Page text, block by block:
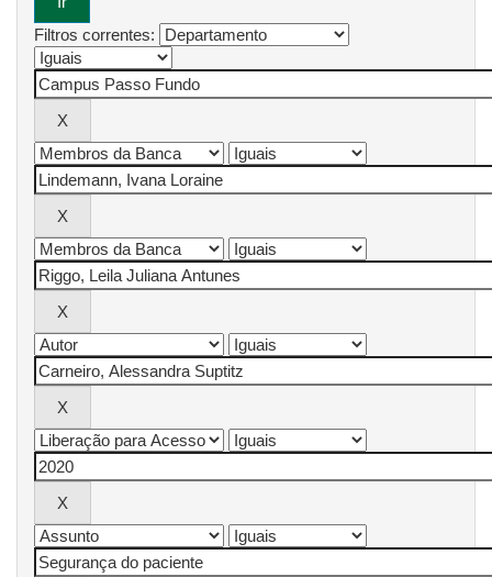
Filtros correntes: